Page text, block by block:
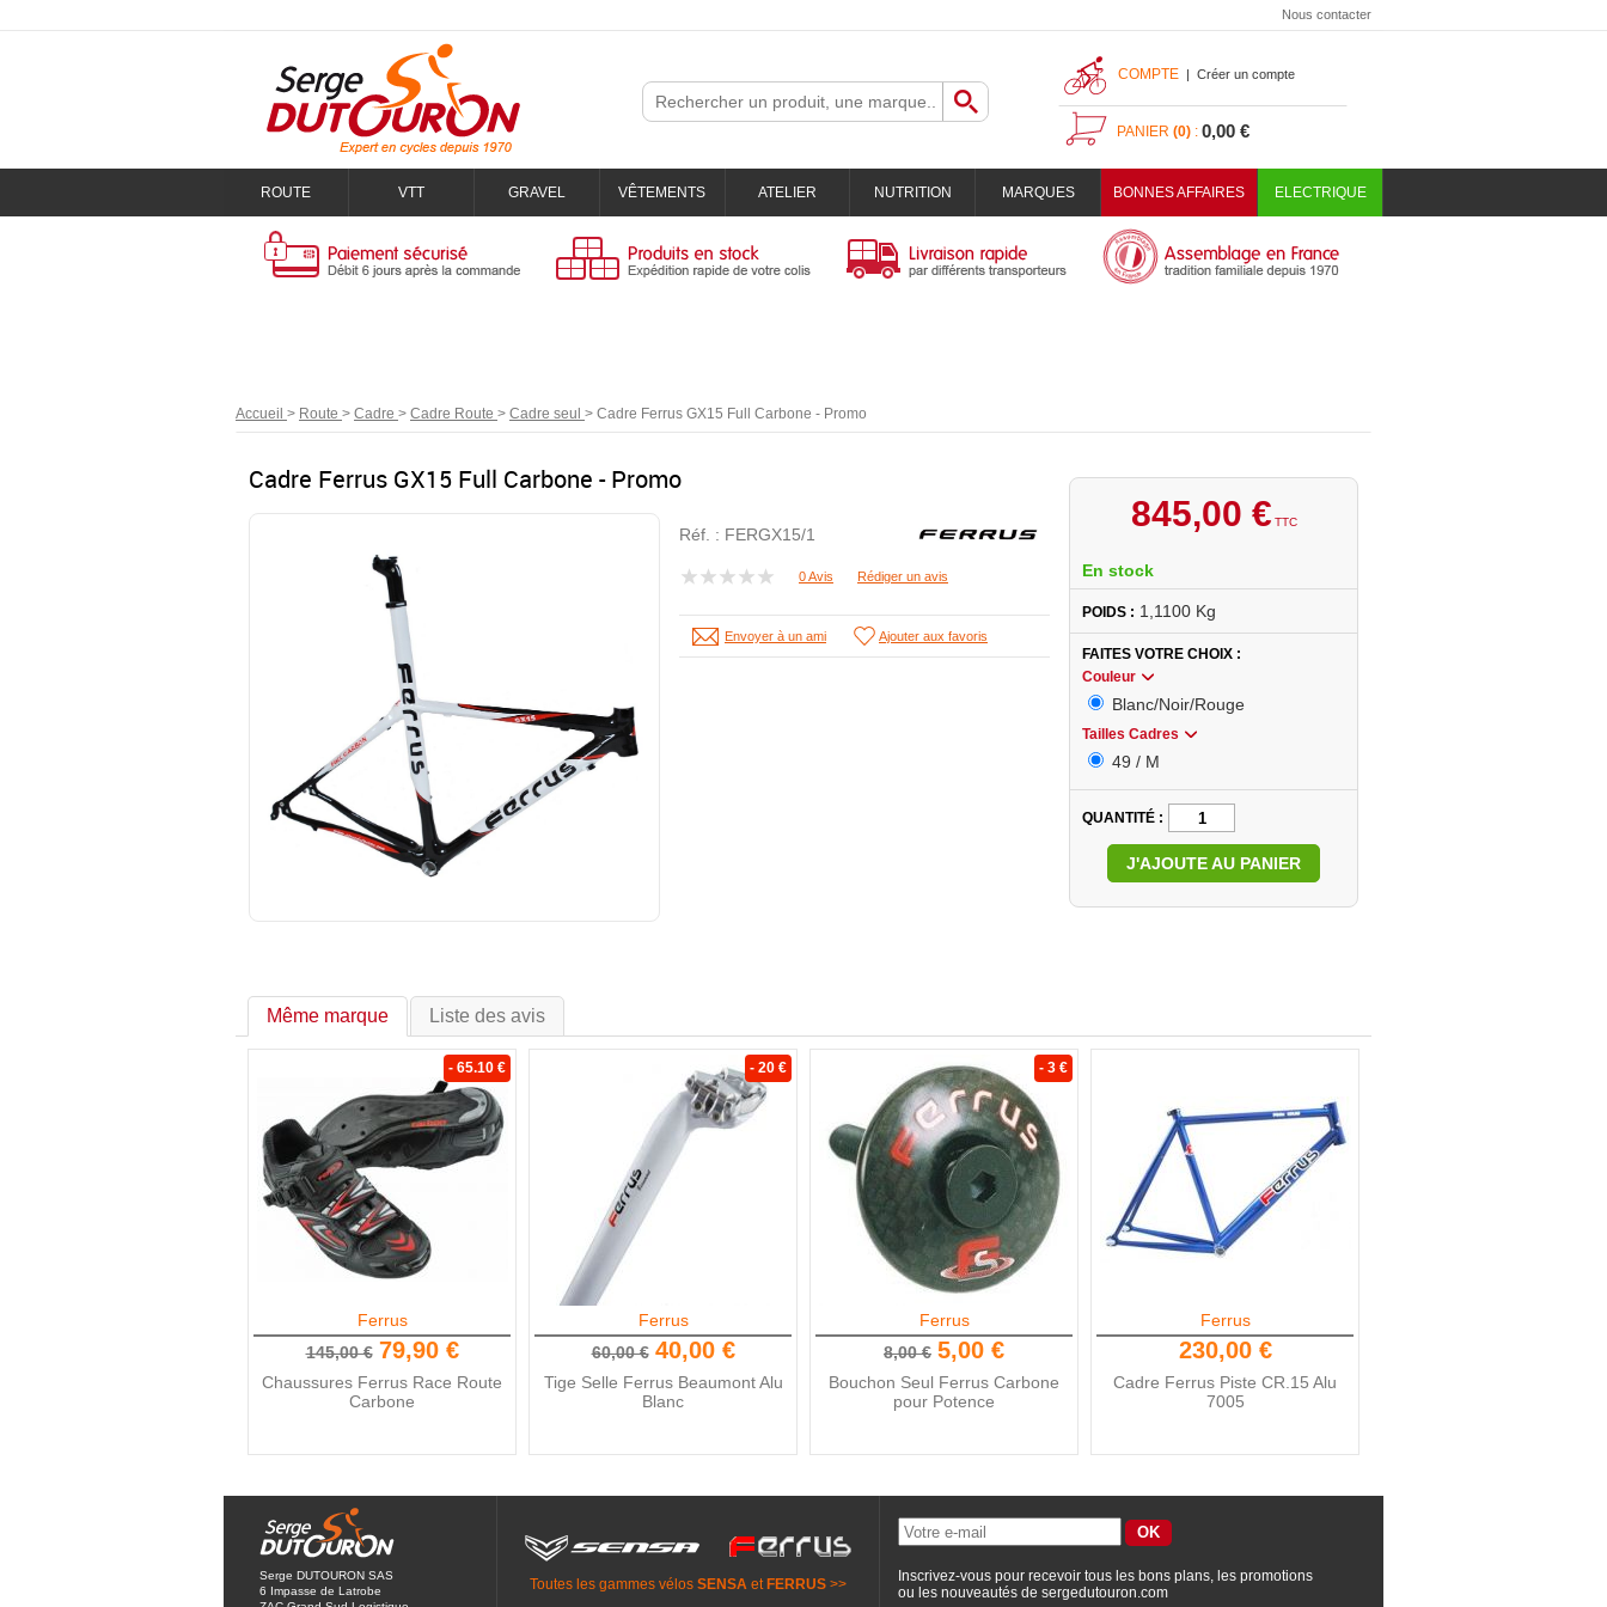
Nous contacter
COMPTE | Créer un compte
PANIER (0) : 0,00 €
ROUTE VTT GRAVEL VÊTEMENTS ATELIER NUTRITION MARQUES BONNES AFFAIRES ELECTRIQUE
Accueil > Route > Cadre > Cadre Route > Cadre seul > Cadre Ferrus GX15 Full Carbone - Promo
Cadre Ferrus GX15 Full Carbone - Promo
Réf. : FERGX15/1
0 Avis Rédiger un avis
Envoyer à un ami Ajouter aux favoris
845,00 € TTC
En stock
POIDS : 1,1100 Kg
FAITES VOTRE CHOIX
Couleur
Blanc/Noir/Rouge
Tailles Cadres
49 / M
QUANTITÉ
J'AJOUTE AU PANIER
Même marque Liste des avis
- 65.10 €
Ferrus
145,00 € 79,90 €
Chaussures Ferrus Race Route
Carbone
- 20 €
Ferrus
60,00 € 40,00 €
Tige Selle Ferrus Beaumont Alu
Blanc
- 3 €
Ferrus
8,00 € 5,00 €
Bouchon Seul Ferrus Carbone
pour Potence
Ferrus
230,00 €
Cadre Ferrus Piste CR.15 Alu
7005
Serge DUTOURON SAS
6 Impasse de Latrobe
Toutes les gammes vélos SENSA et FERRUS >>
Inscrivez-vous pour recevoir tous les bons plans, les promotions
ou les nouveautés de sergedutouron.com